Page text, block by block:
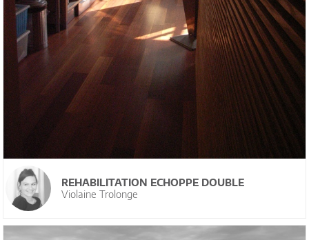
REHABILITATION ECHOPPE DOUBLE
Violaine Trolonge